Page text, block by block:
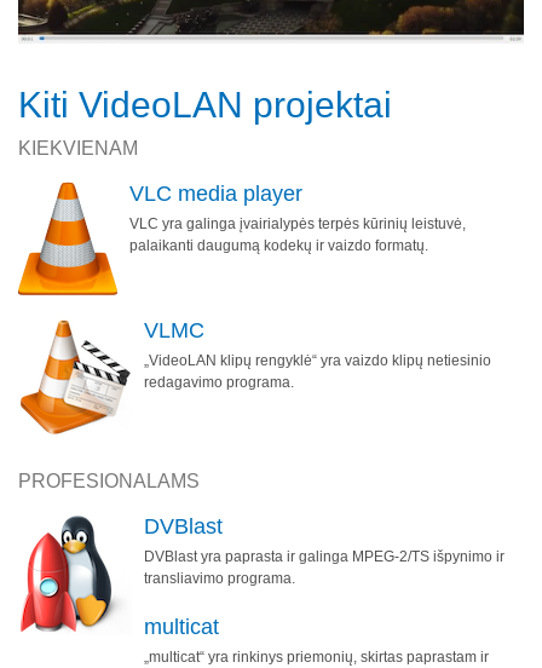
Kiti VideoLAN projektai
KIEKVIENAM
VLC media player
VLC yra galinga įvairialypės terpės kūrinių leistuvė,
palaikanti daugumą kodekų ir vaizdo formatų.
VLMC
„VideoLAN klipų rengyklė“ yra vaizdo klipų netiesinio
redagavimo programa.
PROFESIONALAMS
DVBlast
DVBlast yra paprasta ir galinga MPEG-2/TS išpynimo ir
transliavimo programa.
multicat
„multicat“ yra rinkinys priemonių, skirtas paprastam ir